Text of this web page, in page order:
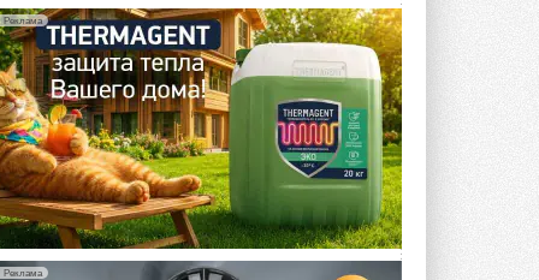
Тепловые насосы в связке с
солнечной генерацией и
накопителем снижают
потребление на 60%
Исследователи из Италии установили ...
ВЧЕРА
«РУСКЛИМАТ Fest 2026» в Уфе
собрал свыше 700 профи
климатической отрасли
Организатором выступил торгово-
производственный холдинг ...
3 АВГУСТА 2026
Реклама
Реклама